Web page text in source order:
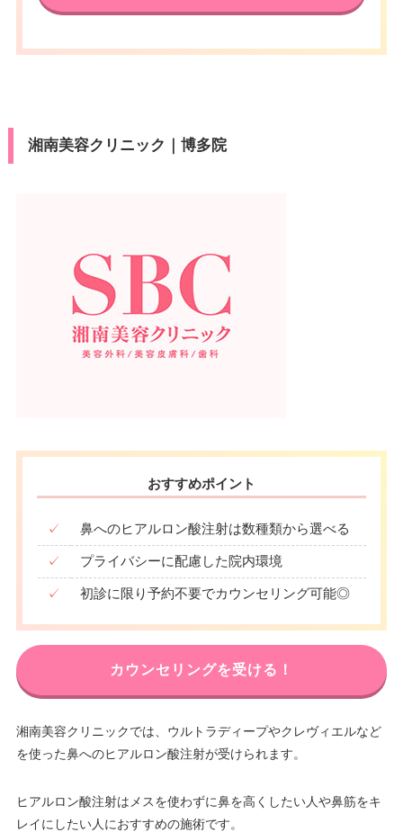
湘南美容クリニック｜博多院
おすすめポイント
✓ 鼻へのヒアルロン酸注射は数種類から選べる
✓ プライバシーに配慮した院内環境
✓ 初診に限り予約不要でカウンセリング可能◎
カウンセリングを受ける！
湘南美容クリニックでは、ウルトラディープやクレヴィエルなど
を使った鼻へのヒアルロン酸注射が受けられます。
ヒアルロン酸注射はメスを使わずに鼻を高くしたい人や鼻筋をキ
レイにしたい人におすすめの施術です。